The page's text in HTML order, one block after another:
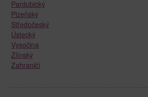
Pardubický
Plzeňský
Středočeský
Ústecký
Vysočina
Zlínský
Zahraničí